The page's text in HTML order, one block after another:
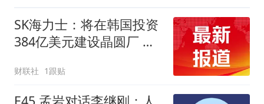
SK海力士：将在韩国投资
384亿美元建设晶圆厂 以
储芯片需求
财联社 1跟贴